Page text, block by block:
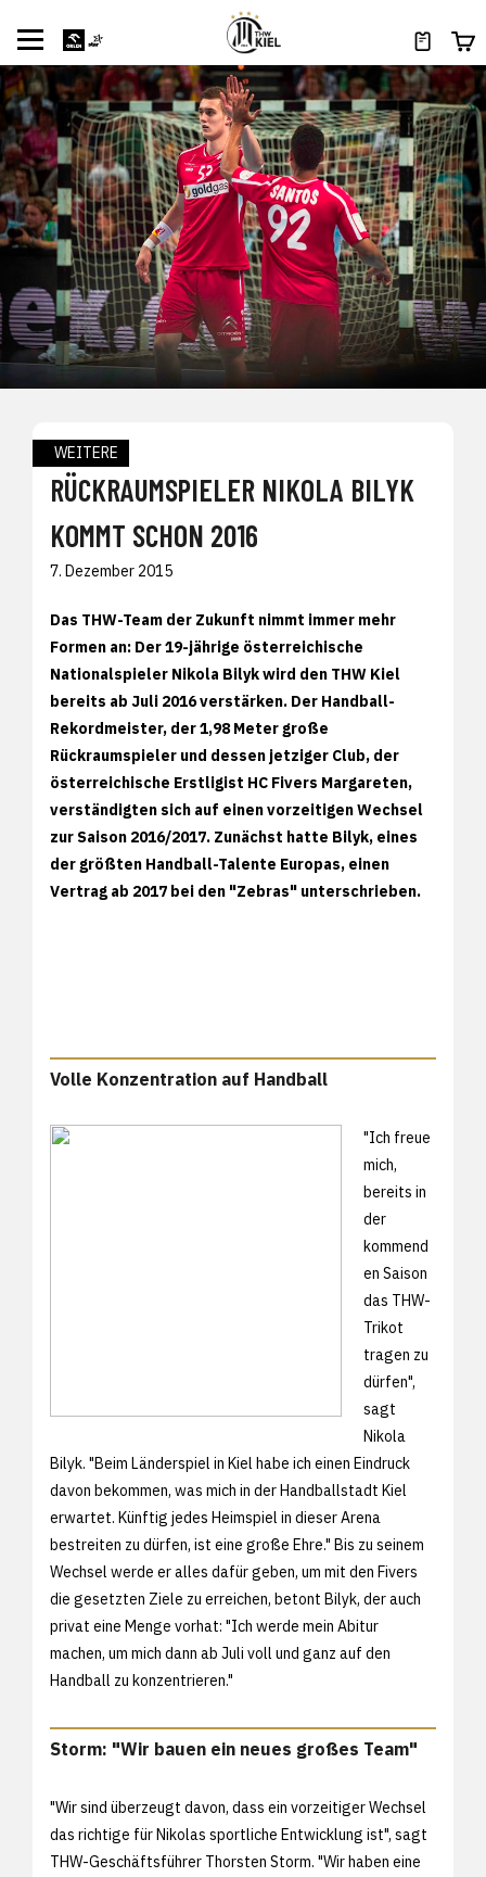
WEITERE
RÜCKRAUMSPIELER NIKOLA BILYK
KOMMT SCHON 2016
7. Dezember 2015
Das THW-Team der Zukunft nimmt immer mehr
Formen an: Der 19-jährige österreichische
Nationalspieler Nikola Bilyk wird den THW Kiel
bereits ab Juli 2016 verstärken. Der Handball-
Rekordmeister, der 1,98 Meter große
Rückraumspieler und dessen jetziger Club, der
österreichische Erstligist HC Fivers Margareten,
verständigten sich auf einen vorzeitigen Wechsel
zur Saison 2016/2017. Zunächst hatte Bilyk, eines
der größten Handball-Talente Europas, einen
Vertrag ab 2017 bei den "Zebras" unterschrieben.
Volle Konzentration auf Handball
"Ich freue
mich,
bereits in
der
kommend
en Saison
das THW-
Trikot
tragen zu
dürfen",
sagt
Nikola
Bilyk. "Beim Länderspiel in Kiel habe ich einen Eindruck
davon bekommen, was mich in der Handballstadt Kiel
erwartet. Künftig jedes Heimspiel in dieser Arena
bestreiten zu dürfen, ist eine große Ehre." Bis zu seinem
Wechsel werde er alles dafür geben, um mit den Fivers
die gesetzten Ziele zu erreichen, betont Bilyk, der auch
privat eine Menge vorhat: "Ich werde mein Abitur
machen, um mich dann ab Juli voll und ganz auf den
Handball zu konzentrieren."
Storm: "Wir bauen ein neues großes Team"
"Wir sind überzeugt davon, dass ein vorzeitiger Wechsel
das richtige für Nikolas sportliche Entwicklung ist", sagt
THW-Geschäftsführer Thorsten Storm. "Wir haben eine